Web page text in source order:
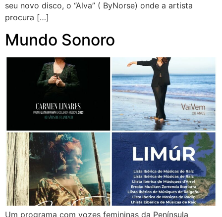
seu novo disco, o “Alva” ( ByNorse) onde a artista
procura […]
Mundo Sonoro
Um programa com vozes femininas da Península